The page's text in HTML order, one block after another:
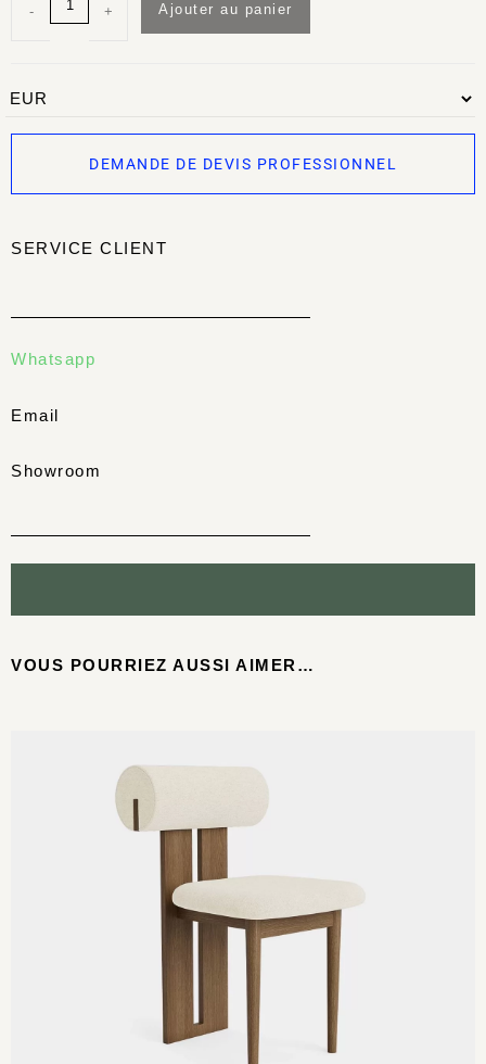
- + Ajouter au panier
DEMANDE DE DEVIS PROFESSIONNEL
SERVICE CLIENT
Whatsapp
Email
Showroom
VOUS POURRIEZ AUSSI AIMER…